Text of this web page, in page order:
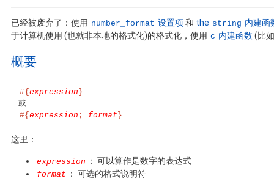
已经被废弃了：使用 number_format 设置项 和 the string 内建函
于计算机使用 (也就非本地的格式化)的格式化，使用 c 内建函数 (比
概要
#{ expression }
#{ expression ; format }
这里：
expression ： 可以算作是数字的表达式
format ： 可选的格式说明符